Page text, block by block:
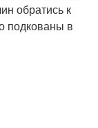
обратись к
подкованы в